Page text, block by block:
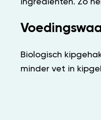
ingrediënten. Zo
Biologisch
minder vet in